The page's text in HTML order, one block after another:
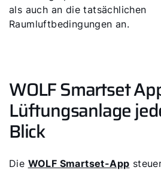
als auch an die tatsächlichen
Raumluftbedingungen an.
WOLF Smartset
Lüftungsanlage
Blick
Die WOLF Smartset-App